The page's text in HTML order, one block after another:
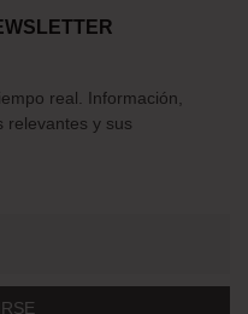
real. Información,
relevantes y sus